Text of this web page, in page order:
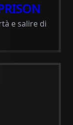
e salire di